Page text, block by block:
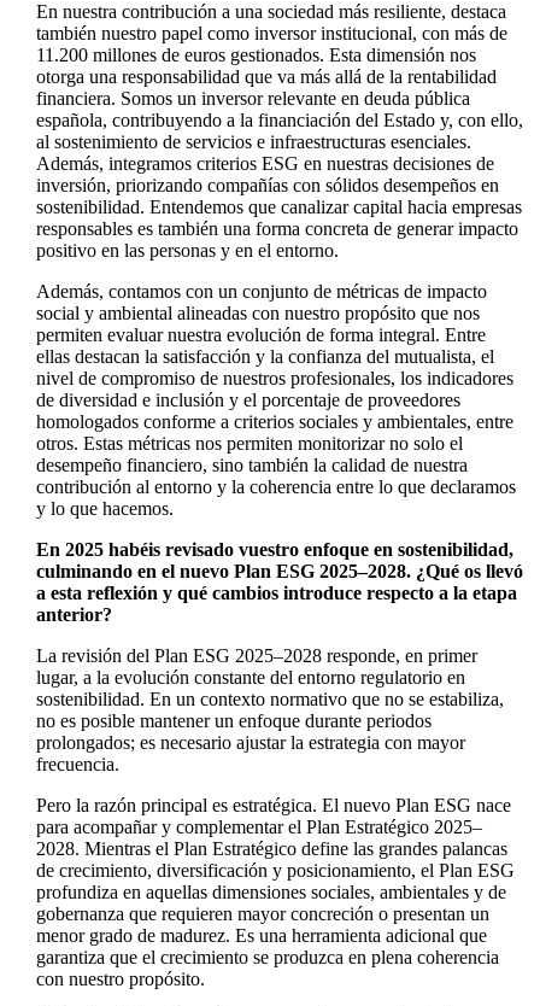
En nuestra contribución a una sociedad más resiliente, destaca
también nuestro papel como inversor institucional, con más de
11.200 millones de euros gestionados. Esta dimensión nos
otorga una responsabilidad que va más allá de la rentabilidad
financiera. Somos un inversor relevante en deuda pública
española, contribuyendo a la financiación del Estado y, con ello,
al sostenimiento de servicios e infraestructuras esenciales.
Además, integramos criterios ESG en nuestras decisiones de
inversión, priorizando compañías con sólidos desempeños en
sostenibilidad. Entendemos que canalizar capital hacia empresas
responsables es también una forma concreta de generar impacto
positivo en las personas y en el entorno.
Además, contamos con un conjunto de métricas de impacto
social y ambiental alineadas con nuestro propósito que nos
permiten evaluar nuestra evolución de forma integral. Entre
ellas destacan la satisfacción y la confianza del mutualista, el
nivel de compromiso de nuestros profesionales, los indicadores
de diversidad e inclusión y el porcentaje de proveedores
homologados conforme a criterios sociales y ambientales, entre
otros. Estas métricas nos permiten monitorizar no solo el
desempeño financiero, sino también la calidad de nuestra
contribución al entorno y la coherencia entre lo que declaramos
y lo que hacemos.
En 2025 habéis revisado vuestro enfoque en sostenibilidad,
culminando en el nuevo Plan ESG 2025–2028. ¿Qué os llevó
a esta reflexión y qué cambios introduce respecto a la etapa
anterior?
La revisión del Plan ESG 2025–2028 responde, en primer
lugar, a la evolución constante del entorno regulatorio en
sostenibilidad. En un contexto normativo que no se estabiliza,
no es posible mantener un enfoque durante periodos
prolongados; es necesario ajustar la estrategia con mayor
frecuencia.
Pero la razón principal es estratégica. El nuevo Plan ESG nace
para acompañar y complementar el Plan Estratégico 2025–
2028. Mientras el Plan Estratégico define las grandes palancas
de crecimiento, diversificación y posicionamiento, el Plan ESG
profundiza en aquellas dimensiones sociales, ambientales y de
gobernanza que requieren mayor concreción o presentan un
menor grado de madurez. Es una herramienta adicional que
garantiza que el crecimiento se produzca en plena coherencia
con nuestro propósito.